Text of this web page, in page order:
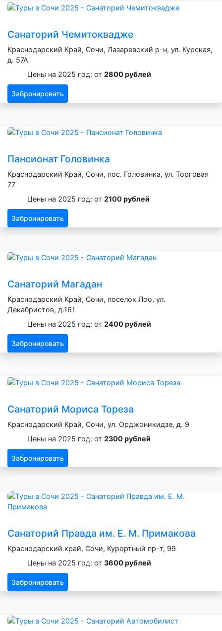
Санаторий Чемитоквадже
Краснодарский Край, Сочи, Лазаревский р-н, ул. Курская,
д. 57А
Цены на 2025 год: от 2800 рублей
Забронировать
Пансионат Головинка
Краснодарский Край, Сочи, пос. Головинка, ул. Торговая
77
Цены на 2025 год: от 2100 рублей
Забронировать
Санаторий Магадан
Краснодарский Край, Сочи, поселок Лоо, ул.
Декабристов, д.161
Цены на 2025 год: от 2400 рублей
Забронировать
Санаторий Мориса Тореза
Краснодарский Край, Сочи, ул. Орджоникидзе, д. 9
Цены на 2025 год: от 2300 рублей
Забронировать
Санаторий Правда им. Е. М. Примакова
Краснодарский край, Сочи, Курортный пр-т, 99
Цены на 2025 год: от 3600 рублей
Забронировать